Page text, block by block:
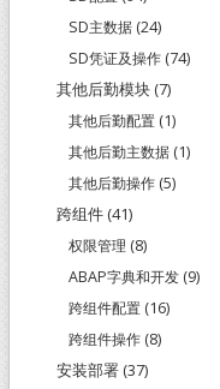
SD主数据 (24)
SD凭证及操作 (74)
其他后勤模块 (7)
其他后勤配置 (1)
其他后勤主数据 (1)
其他后勤操作 (5)
跨组件 (41)
权限管理 (8)
ABAP字典和开发 (9)
跨组件配置 (16)
跨组件操作 (8)
安装部署 (37)